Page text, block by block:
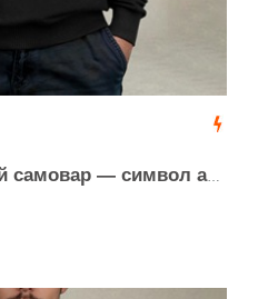
символ абсурдного оптимизма